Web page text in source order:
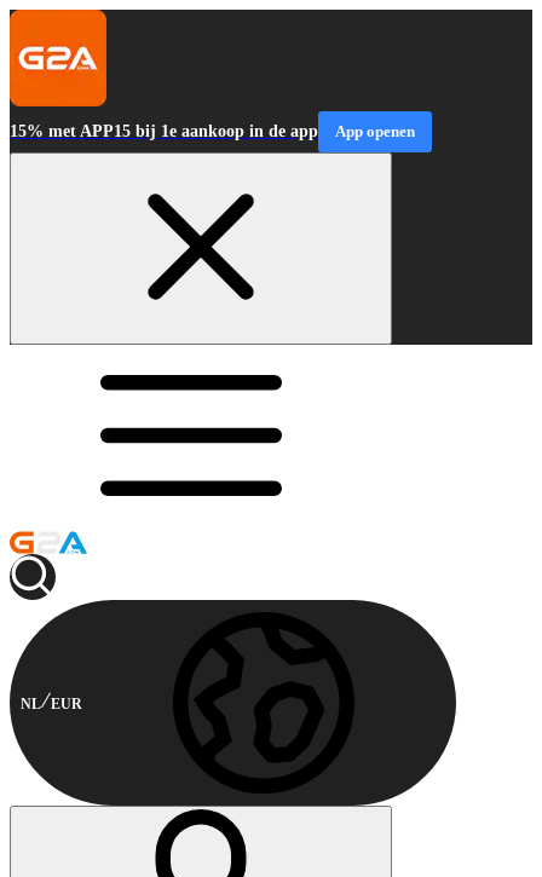
15% met APP15 bij 1e aankoop in de app App openen
NL EUR